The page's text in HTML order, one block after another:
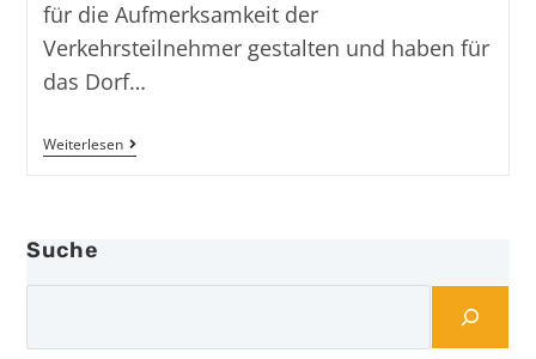
für die Aufmerksamkeit der
Verkehrsteilnehmer gestalten und haben für
das Dorf…
Weiterlesen
Suche